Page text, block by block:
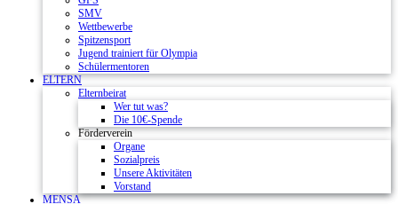
SMV
Wettbewerbe
Spitzensport
Jugend trainiert für Olympia
Schülermentoren
ELTERN
Elternbeirat
Wer tut was?
Die 10€-Spende
Förderverein
Organe
Sozialpreis
Unsere Aktivitäten
Vorstand
MENSA